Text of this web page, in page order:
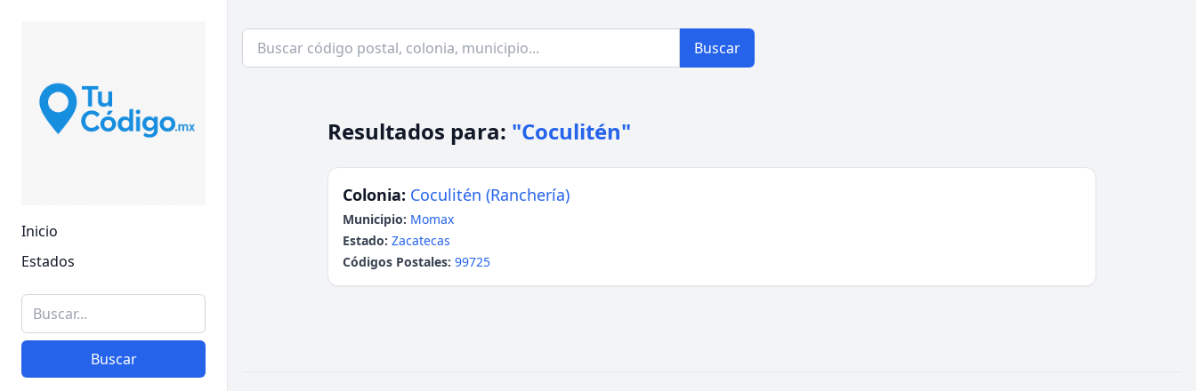
Inicio
Estados
Buscar
Buscar
Resultados para: "Coculitén"
Colonia: Coculitén (Ranchería)
Municipio: Momax
Estado: Zacatecas
Códigos Postales: 99725